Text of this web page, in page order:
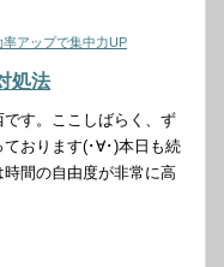
率アップで集中力UP
処法
す。ここしばらく、ず
おります(･∀･)本日も続
間の自由度が非常に高